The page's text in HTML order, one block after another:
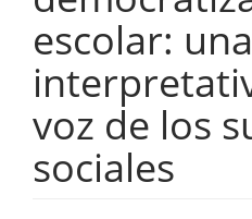
escolar:
voz de los
sociales